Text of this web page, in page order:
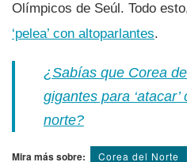
Olí­mpicos de Seúl. Todo
‘pelea’ con altoparlantes.
¿Sabí­as que Corea
gigantes para
norte?
Mira más sobre: Corea del Norte